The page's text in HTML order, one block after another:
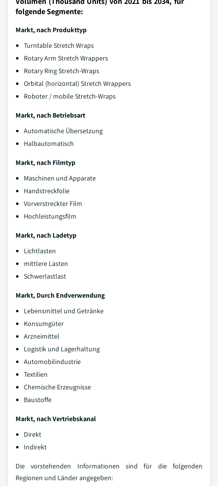
folgende Segmente:
Markt, nach Produkttyp
Turntable Stretch Wraps
Rotary Arm Stretch Wrappers
Rotary Ring Stretch-Wraps
Orbital (horizontal) Stretch Wrappers
Roboter / mobile Stretch-Wraps
Markt, nach Betriebsart
Automatische Übersetzung
Halbautomatisch
Markt, nach Filmtyp
Maschinen und Apparate
Handstreckfolie
Vorverstreckter Film
Hochleistungsfilm
Markt, nach Ladetyp
Lichtlasten
mittlere Lasten
Schwerlastlast
Markt, Durch Endverwendung
Lebensmittel und Getränke
Konsumgüter
Arzneimittel
Logistik und Lagerhaltung
Automobilindustrie
Textilien
Chemische Erzeugnisse
Baustoffe
Markt, nach Vertriebskanal
Direkt
Indirekt
Die vorstehenden Informationen sind für die folgenden
Regionen und Länder angegeben: